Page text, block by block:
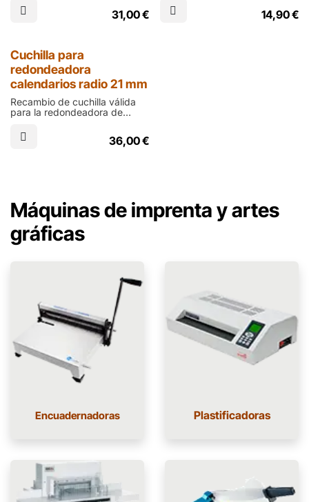
hacer taladros con un agujero
de diámetro 6 mm
31,00€
las cuchillas al accionar la
palanca
14,90€
Cuchilla para
redondeadora
calendarios radio 21 mm
Recambio de cuchilla válida
para la redondeadora de
hacer la media luna de los
calendarios, o para uñeros en
36,00€
Máquinas de imprenta y artes
gráficas
Encuadernadoras Plastificadoras